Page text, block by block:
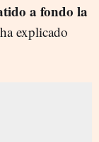
a fondo la
explicado